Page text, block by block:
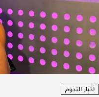
أخبار النجوم